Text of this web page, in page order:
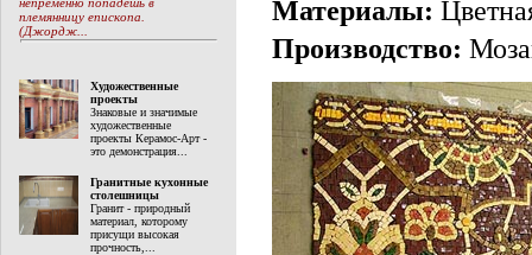
племянницу епископа.
(Джордж...
Художественные
проекты
Знаковые и значимые
художественные
проекты Керамос-Арт -
это демонстрация...
Гранитные кухонные
столешницы
Гранит - природный
материал, которому
присущи высокая
прочность,...
Материалы:
Производство: